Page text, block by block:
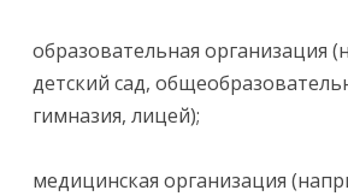
образовательная организация
детский сад,
гимназия, лицей);
медицинская организация